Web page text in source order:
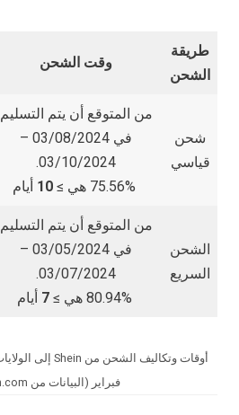
طريقة
الشحن
وقت الشحن
شحن
قياسي
من المتوقع أن يتم التسليم
في 03/08/2024 –
03/10/2024.
10 أيام
الشحن
السريع
من المتوقع أن يتم التسليم
في 03/05/2024 –
03/07/2024.
7 أيام
فبراير (البيانات من us.shein.com)